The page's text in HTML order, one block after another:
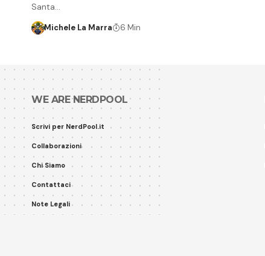
Santa…
Michele La Marra 6 Min
WE ARE NERDPOOL
Scrivi per NerdPool.it
Collaborazioni
Chi Siamo
Contattaci
Note Legali